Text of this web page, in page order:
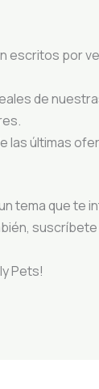
escritos por
de
las últimas
tema que
Pets!